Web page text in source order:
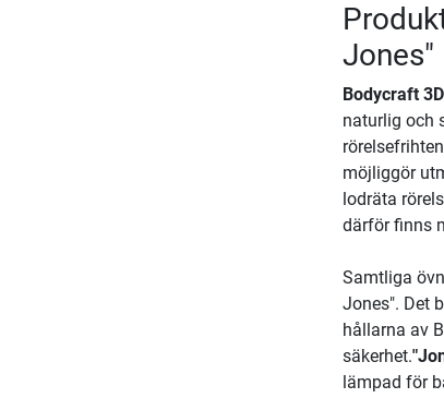
Jones"
Bodycraft
naturlig och
möjliggör
lodräta
därför finns
Samtliga
Jones". Det
hållarna av
säkerhet.
lämpad för